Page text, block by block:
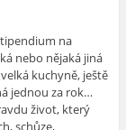
na
nebo nějaká jiná
kuchyně, ještě
jednou za rok…
život, který
schůze,